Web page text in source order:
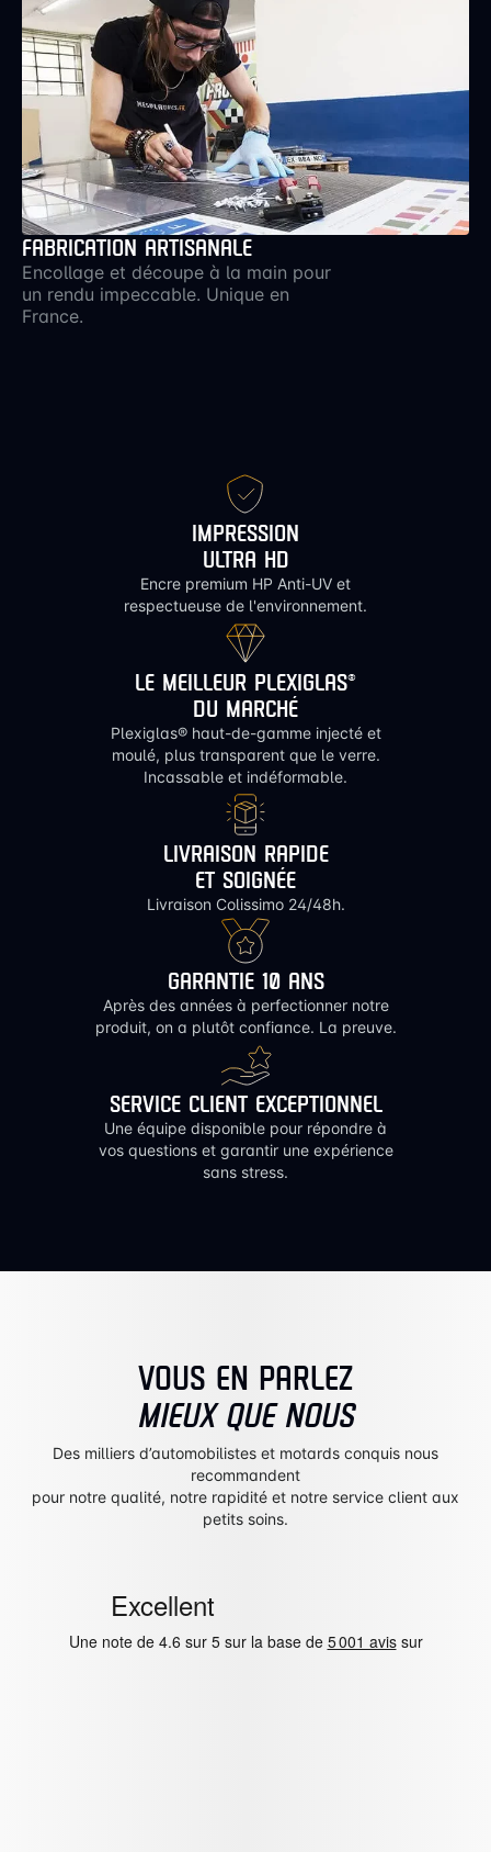
FABRICATION ARTISANALE
Encollage et découpe à la main pour
un rendu impeccable. Unique en
France.
IMPRESSION
ULTRA HD
Encre premium HP Anti-UV et
respectueuse de l'environnement.
LE MEILLEUR PLEXIGLAS®
DU MARCHÉ
Plexiglas® haut-de-gamme injecté et
moulé, plus transparent que le verre.
Incassable et indéformable.
LIVRAISON RAPIDE
ET SOIGNÉE
Livraison Colissimo 24/48h.
GARANTIE 10 ANS
Après des années à perfectionner notre
produit, on a plutôt confiance. La preuve.
SERVICE CLIENT EXCEPTIONNEL
Une équipe disponible pour répondre à
vos questions et garantir une expérience
sans stress.
VOUS EN PARLEZ
MIEUX QUE NOUS
Des milliers d’automobilistes et motards conquis nous
recommandent
pour notre qualité, notre rapidité et notre service client aux
petits soins.